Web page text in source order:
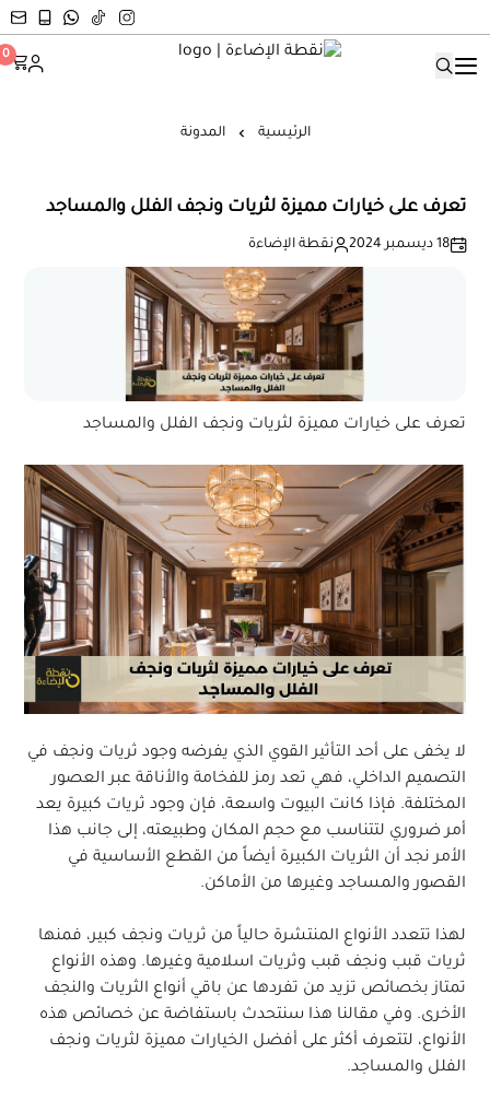
نقطة الإضاءة 0
الرئيسية المدونة
تعرف على خيارات مميزة لثريات ونجف الفلل والمساجد
18 ديسمبر 2024 نقطة الإضاءة
تعرف على خيارات مميزة لثريات ونجف الفلل والمساجد
لا يخفى على أحد التأثير القوي الذي يفرضه وجود ثريات ونجف في
التصميم الداخلي، فهي تعد رمز للفخامة والأناقة عبر العصور
المختلفة. فإذا كانت البيوت واسعة، فإن وجود ثريات كبيرة يعد
أمر ضروري لتتناسب مع حجم المكان وطبيعته، إلى جانب هذا
الأمر نجد أن الثريات الكبيرة أيضاً من القطع الأساسية في
القصور والمساجد وغيرها من الأماكن.
لهذا تتعدد الأنواع المنتشرة حالياً من ثريات ونجف كبير، فمنها
ثريات قبب ونجف قبب وثريات اسلامية وغيرها. وهذه الأنواع
تمتاز بخصائص تزيد من تفردها عن باقي أنواع الثريات والنجف
الأخرى. وفي مقالنا هذا سنتحدث باستفاضة عن خصائص هذه
الأنواع، لتتعرف أكثر على أفضل الخيارات مميزة لثريات ونجف
الفلل والمساجد.